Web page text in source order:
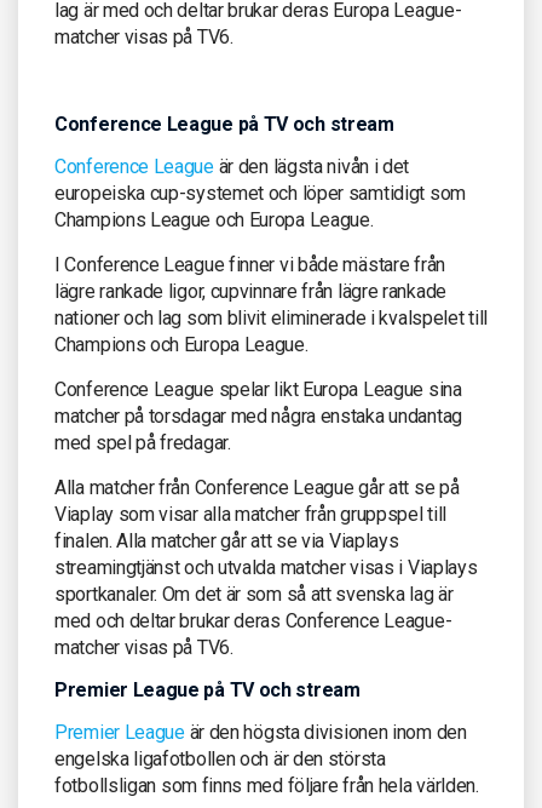
lag är med och deltar brukar deras Europa League-
matcher visas på TV6.
Conference League på TV och stream
Conference Leagueär den lägsta nivån i det
europeiska cup-systemet och löper samtidigt som
Champions League och Europa League.
I Conference League finner vi både mästare från
lägre rankade ligor, cupvinnare från lägre rankade
nationer och lag som blivit eliminerade i kvalspelet till
Champions och Europa League.
Conference League spelar likt Europa League sina
matcher på torsdagar med några enstaka undantag
med spel på fredagar.
Alla matcher från Conference League går att se på
Viaplay som visar alla matcher från gruppspel till
finalen. Alla matcher går att se via Viaplays
streamingtjänst och utvalda matcher visas i Viaplays
sportkanaler. Om det är som så att svenska lag är
med och deltar brukar deras Conference League-
matcher visas på TV6.
Premier League på TV och stream
Premier Leagueär den högsta divisionen inom den
engelska ligafotbollen och är den största
fotbollsligan som finns med följare från hela världen.